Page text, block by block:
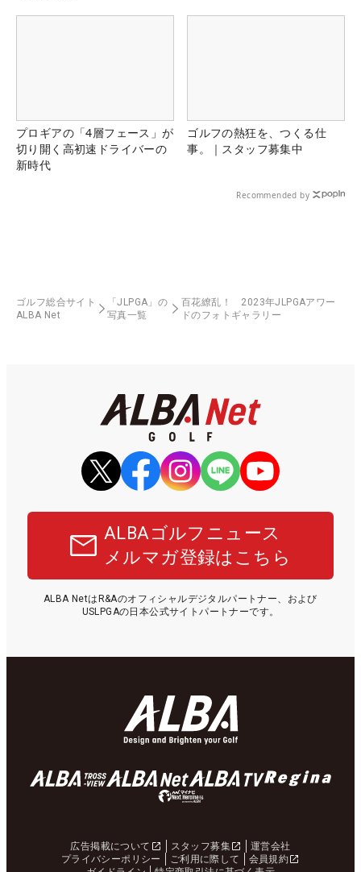
プロギアの「4層フェース」が
切り開く高初速ドライバーの
新時代
ゴルフの熱狂を、つくる仕
事。｜スタッフ募集中
Recommended by
ゴルフ総合サイト
ALBA Net
「JLPGA」の
写真一覧
百花繚乱！ 2023年JLPGAアワー
ドのフォトギャラリー
ALBAゴルフニュース
メルマガ登録はこちら
ALBA NetはR&Aのオフィシャルデジタルパートナー、および
USLPGAの日本公式サイトパートナーです。
広告掲載について スタッフ募集
運営会社
プライバシーポリシー
ご利用に際して
会員規約